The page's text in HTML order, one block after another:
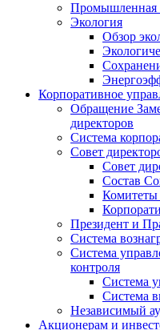
Промышленная
Экология
Обзор
Корпоративное
Обращение
директоров
Система
Совет
Совет
Состав
Комитеты
Президент и
Система
Система
контроля
Система
Система
Независимый
Акционерам и